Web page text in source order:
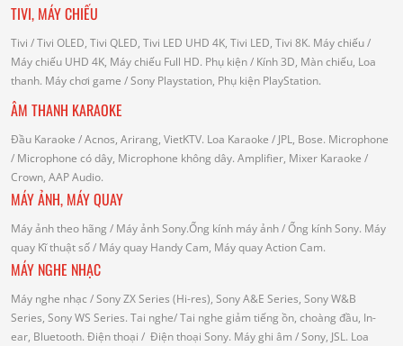
TIVI, MÁY CHIẾU
Tivi / Tivi OLED, Tivi QLED, Tivi LED UHD 4K, Tivi LED, Tivi 8K. Máy chiếu/
Máy chiếu UHD 4K, Máy chiếu Full HD. Phụ kiện/ Kính 3D, Màn chiếu, Loa
thanh. Máy chơi game / Sony Playstation, Phụ kiện PlayStation.
ÂM THANH KARAOKE
Đầu Karaoke / Acnos, Arirang, VietKTV. Loa Karaoke / JPL, Bose. Microphone
/ Microphone có dây, Microphone không dây. Amplifier, Mixer Karaoke /
Crown, AAP Audio.
MÁY ẢNH, MÁY QUAY
Máy ảnh theo hãng / Máy ảnh Sony.Ống kính máy ảnh / Ống kính Sony. Máy
quay Kĩ thuật số/ Máy quay Handy Cam, Máy quay Action Cam.
MÁY NGHE NHẠC
Máy nghe nhạc / Sony ZX Series (Hi-res), Sony A&E Series, Sony W&B
Series, Sony WS Series. Tai nghe/ Tai nghe giảm tiếng ồn, choàng đầu, In-
ear, Bluetooth. Điện thoại / Điện thoại Sony. Máy ghi âm / Sony, JSL. Loa